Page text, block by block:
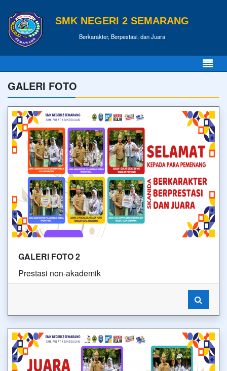
SMK NEGERI 2 SEMARANG
Berkarakter, Berpestasi, dan Juara
GALERI FOTO
GALERI FOTO 2
Prestasi non-akademik